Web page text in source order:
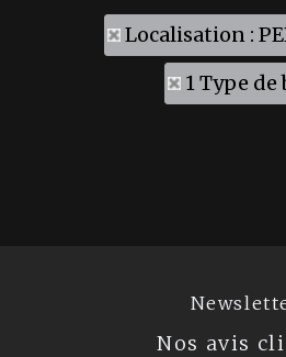
Localisation :
1 Type de
Nos avis